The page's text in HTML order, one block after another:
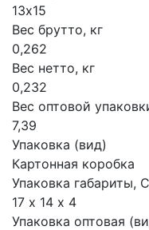
13х15
Вес брутто, кг
0,262
Вес нетто, кг
0,232
Вес оптовой
7,39
Упаковка (вид)
Картонная коробка
Упаковка габариты,
17 х 14 х 4
Упаковка оптовая